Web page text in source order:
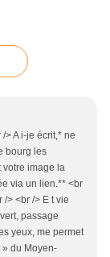
A i-je écrit,* ne
bourg les
votre image la
via un lien.** <br
/> <br /> E t vie
passage
yeux, me permet
» du Moyen-